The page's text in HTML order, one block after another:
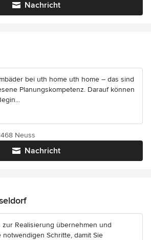
Nachricht
bei uth home uth home – das sind
Planungskompetenz. Darauf können
Nachricht
Neuss
zur Realisierung übernehmen und
Schritte, damit Sie